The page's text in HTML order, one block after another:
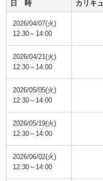
日 時 カリキ
2026/04/07(火)
12:30～14:00
2026/04/21(火)
12:30～14:00
2026/05/05(火)
12:30～14:00
2026/05/19(火)
12:30～14:00
2026/06/02(火)
12:30～14:00